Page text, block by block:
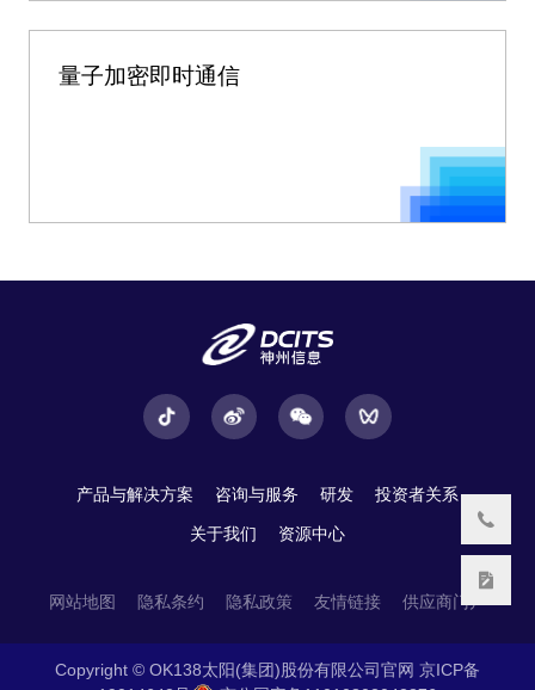
量子加密即时通信
产品与解决方案 咨询与服务 研发 投资者关系
关于我们 资源中心
网站地图 隐私条约 隐私政策 友情链接 供应商门户
Copyright © OK138太阳(集团)股份有限公司官网 京ICP备